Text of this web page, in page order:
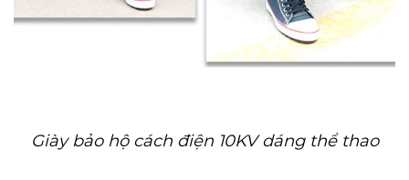
Giày bảo hộ cách điện 10KV dáng thể thao